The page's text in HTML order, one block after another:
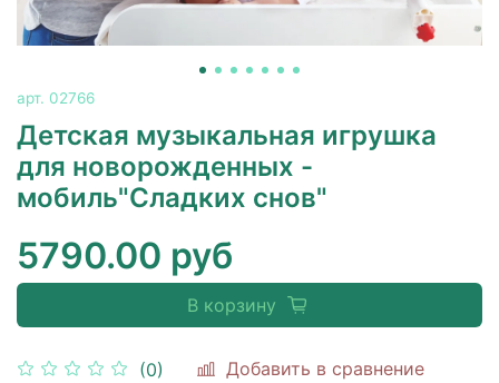
арт. 02766
Детская музыкальная игрушка
для новорожденных -
мобиль"Сладких снов"
(0) Добавить в сравнение
5790.00 руб
В корзину